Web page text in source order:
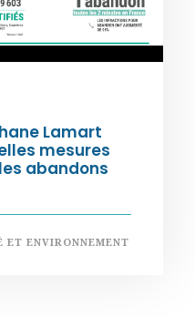
Lamart
mesures
abandons
ET ENVIRONNEMENT